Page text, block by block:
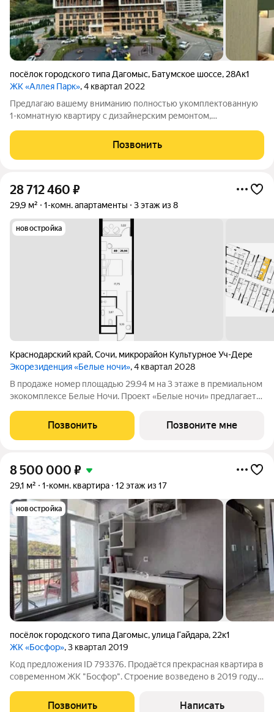
посёлок городского типа Дагомыс, Батумское шоссе, 28Ак1
ЖК «Аллея Парк», 4 квартал 2022
Предлагаю вашему вниманию полностью укомплектованную
1-комнатную квартиру с дизайнерским ремонтом,
бизнесс класса "Аллея парк". Территория комплекса закрытого
типа, на которой есть детские и
Позвонить
28 712 460 ₽
29,9 м² 1-комн. апартаменты 3 этаж из 8
новостройка
Краснодарский край,Сочи, микрорайон Культурное Уч-Дере
Экорезиденция «Белые ночи», 4 квартал 2028
В продаже номер площадью 29.94 м на 3 этаже в премиальном
экокомплексе Белые Ночи. Проект «Белые ночи» предлагает
поддерживает долголетие. Всё устроено так, чтобы телу было
легко включаться в
Позвонить Позвоните мне
8 500 000 ₽
29,1 м² 1-комн. квартира 12 этаж из 17
новостройка
посёлок городского типа Дагомыс,улица Гайдара, 22к1
ЖК «Босфор», 3 квартал 2019
Код предложения ID 793376. Продаётся прекрасная квартира в
современном ЖК "Босфор". Строение возведено в 2019 году и
строительства.Квартира после качественного евро ремонта,
Позвонить Написать